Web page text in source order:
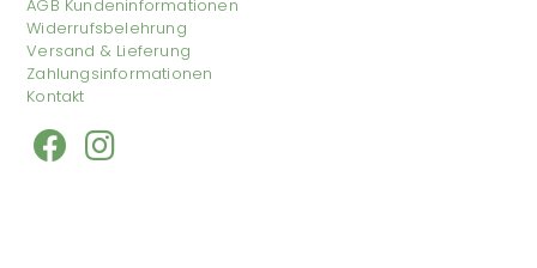
AGB Kundeninformationen
Widerrufsbelehrung
Versand & Lieferung
Zahlungsinformationen
Kontakt